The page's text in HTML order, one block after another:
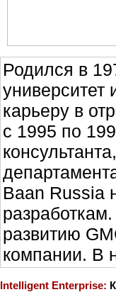
Родился в
карьеру в
с 1995 по
Baan Russia
развитию
компании. В
Intelligent Enterprise: